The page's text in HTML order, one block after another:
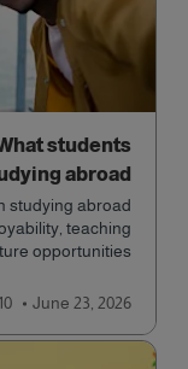
students
abroad
studying abroad
teaching
opportunities.
June 23, 2026
10 min